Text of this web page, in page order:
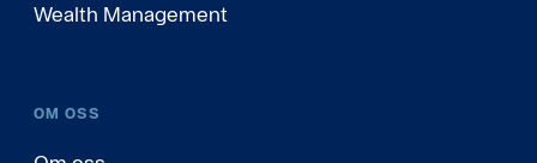
Wealth Management
OM OSS